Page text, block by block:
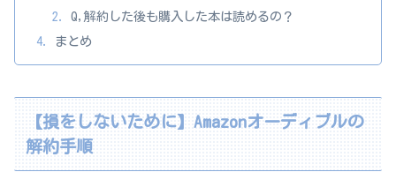
Q,解約した後も購入した本は読めるの？
まとめ
【損をしないために】Amazonオーディブルの
解約手順